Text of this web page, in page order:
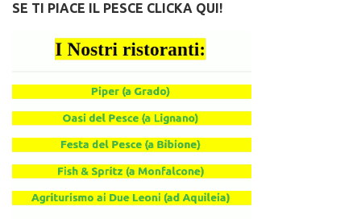
SE TI PIACE IL PESCE CLICKA QUI!